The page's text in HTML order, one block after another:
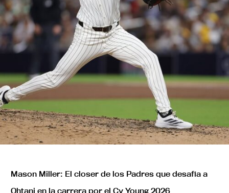
Mason Miller: El closer de los Padres que desafía a
Ohtani en la carrera por el Cy Young 2026